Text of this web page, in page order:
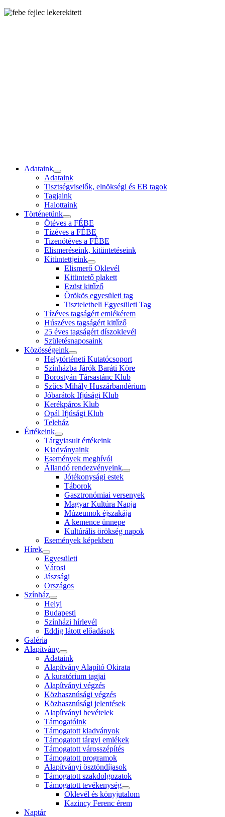
Adataink
Adataink
Tisztségviselők, elnökségi és EB tagok
Tagjaink
Halottaink
Történetünk
Ötéves a FÉBE
Tízéves a FÉBE
Tizenötéves a FÉBE
Elismeréseink, kitüntetéseink
Kitüntettjeink
Elismerő Oklevél
Kitüntető plakett
Ezüst kitűző
Örökös egyesületi tag
Tiszteletbeli Egyesületi Tag
Tízéves tagságért emlékérem
Húszéves tagságért kitűző
25 éves tagságért díszoklevél
Születésnaposaink
Közösségeink
Helytörténeti Kutatócsoport
Színházba Járók Baráti Köre
Borostyán Társastánc Klub
Szűcs Mihály Huszárbandérium
Jóbarátok Ifjúsági Klub
Kerékpáros Klub
Opál Ifjúsági Klub
Teleház
Értékeink
Tárgyiasult értékeink
Kiadványaink
Események meghívói
Állandó rendezvényeink
Jótékonysági estek
Táborok
Gasztronómiai versenyek
Magyar Kultúra Napja
Múzeumok éjszakája
A kemence ünnepe
Kultúrális örökség napok
Események képekben
Hírek
Egyesületi
Városi
Jászsági
Országos
Színház
Helyi
Budapesti
Színházi hírlevél
Eddig látott előadások
Galéria
Alapítvány
Adataink
Alapítvány Alapító Okirata
A kuratórium tagjai
Alapítványi végzés
Közhasznúsági végzés
Közhasznúsági jelentések
Alapítványi bevételek
Támogatóink
Támogatott kiadványok
Támogatott tárgyi emlékek
Támogatott városszépítés
Támogatott programok
Alapítványi ösztöndíjasok
Támogatott szakdolgozatok
Támogatott tevékenység
Oklevél és könyjutalom
Kazincy Ferenc érem
Naptár